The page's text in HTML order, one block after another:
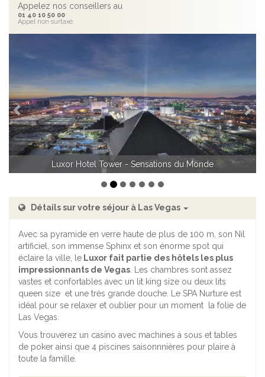
Appelez nos conseillers au
01 40 10 50 00
Appel non surtaxé
Luxor Hotel Tower Piscine - Sensations du Monde
Précédent
Détails sur votre séjour à Las Vegas
Avec sa pyramide en verre haute de plus de 100 m, son Nil
artificiel, son immense Sphinx et son énorme spot qui
éclaire la ville, le Luxor fait partie des hôtels les plus
impressionnants de Vegas. Les chambres sont assez
vastes et confortables avec un lit king size ou deux lits
queen size et une très grande douche. Le SPA Nurture est
idéal pour se relaxer et oublier pour un moment la folie de
Las Vegas.
Vous trouverez un casino avec machines à sous et tables
de poker ainsi que 4 piscines saisonnnières pour plaire à
toute la famille.